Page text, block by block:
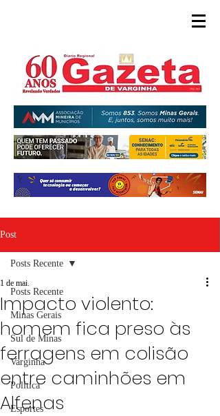
Post
Posts Recente
Minas Gerais
Sul de Minas
Varginha
Política
Esportes
Posts Recente
Impacto violento:
homem fica preso às
ferragens em colisão
entre caminhões em
Alfenas
1 de mai.